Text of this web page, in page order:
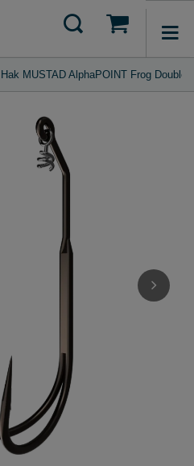
Hak MUSTAD AlphaPOINT Frog